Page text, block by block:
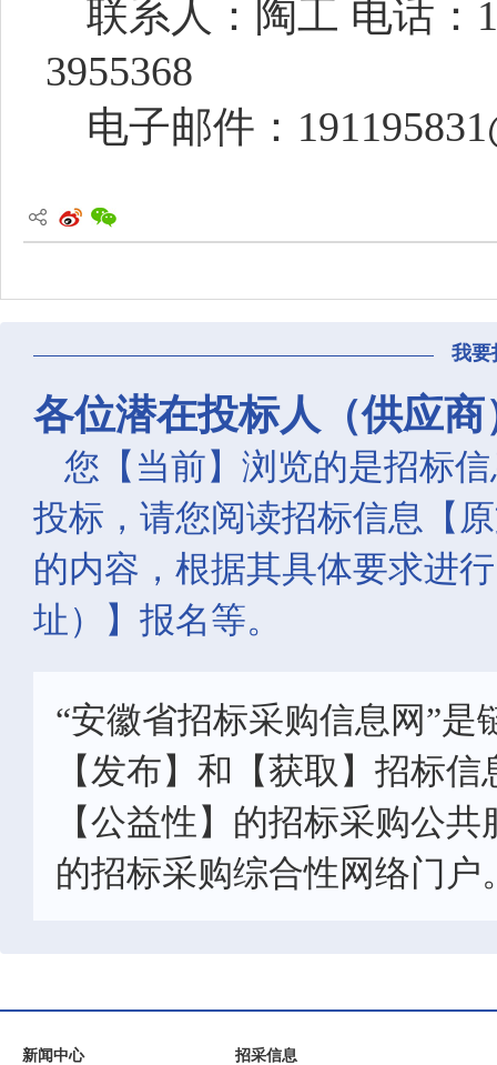
联系人： 陶工 电话：
3955368
电子邮件： 191195831
我要
各位潜在投标人（供应商
您【当前】浏览的是招标
投标，请您阅读招标信息【
的内容，根据其具体要求进
址）】报名等。
“安徽省招标采购信息网”
【发布】和【获取】招标
【公益性】的招标采购公
的招标采购综合性网络门户
新闻中心
招采信息